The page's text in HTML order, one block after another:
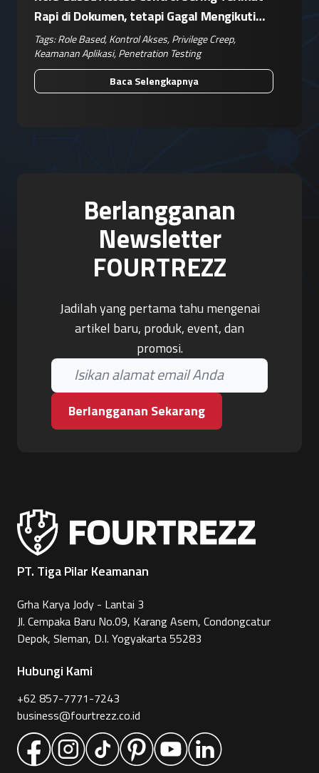
Rapi di Dokumen, tetapi Gagal Mengikuti
Operasional Nyata
Tags:Role Based,Kontrol Akses,Privilege Creep,
Keamanan Aplikasi,Penetration Testing
Baca Selengkapnya
Berlangganan
Newsletter
FOURTREZZ
Jadilah yang pertama tahu mengenai
artikel baru, produk, event, dan
promosi.
Berlangganan Sekarang
PT. Tiga Pilar Keamanan
Grha Karya Jody - Lantai 3
Jl. Cempaka Baru No.09, Karang Asem, Condongcatur
Depok, Sleman, D.I. Yogyakarta 55283
Hubungi Kami
+62 857-7771-7243
business@fourtrezz.co.id